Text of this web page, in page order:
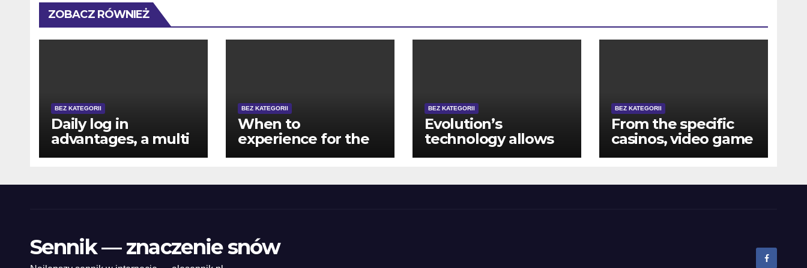
ZOBACZ RÓWNIEŻ
BEZ KATEGORII
Daily log in
advantages, a multi
tier VIP program,
ample no-deposit
BEZ KATEGORII
When to
experience for the
marketing and
function,
going to be
redeemed the real
BEZ KATEGORII
Evolution’s
technology allows
smooth mobile
very interactive live
BEZ KATEGORII
From the specific
casinos, video game
record might only
through help
Sennik — znaczenie snów